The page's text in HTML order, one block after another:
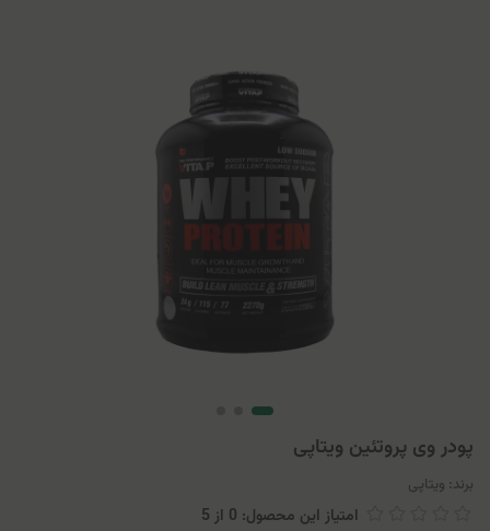
پودر وی پروتئین ویتاپی
برند: ویتاپی
امتیاز این محصول: 0 از 5